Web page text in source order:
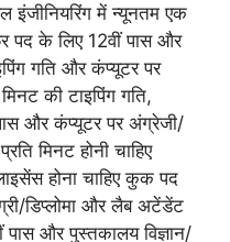
इंजीनियरिंग में न्यूनतम एक
पद के लिए 12वीं पास और
गति और कंप्यूटर पर
की टाइपिंग गति,
और कंप्यूटर पर अंग्रेजी/
मिनट होनी चाहिए
होना चाहिए कुक पद
डिप्लोमा और लैब अटेंडेंट
पास और पुस्तकालय विज्ञान/